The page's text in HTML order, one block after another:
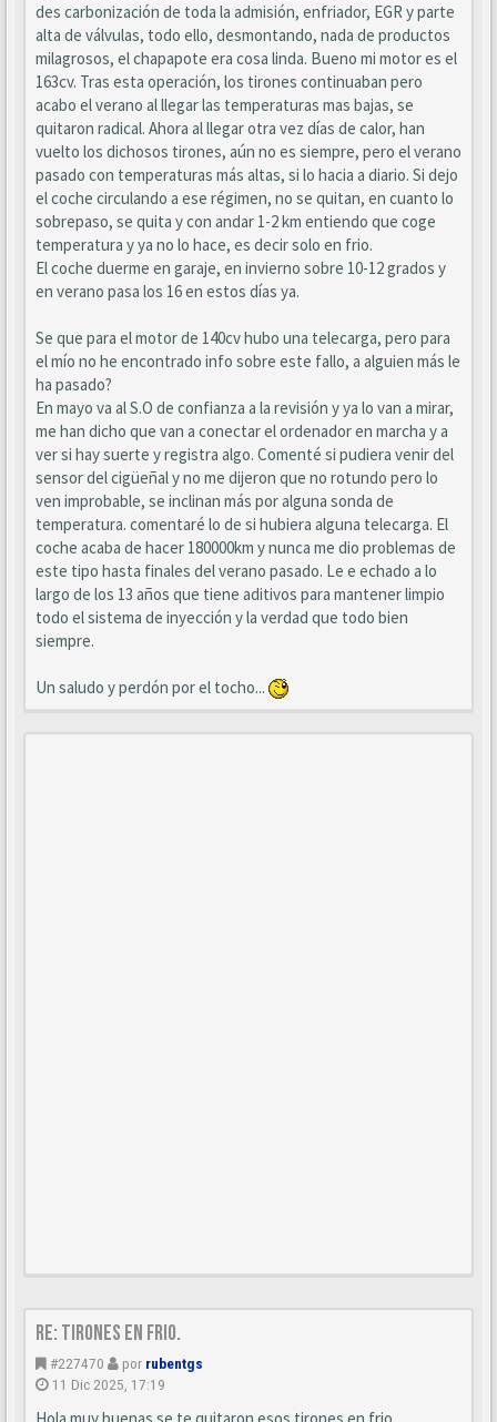
des carbonización de toda la admisión, enfriador, EGR y parte
alta de válvulas, todo ello, desmontando, nada de productos
milagrosos, el chapapote era cosa linda. Bueno mi motor es el
163cv. Tras esta operación, los tirones continuaban pero
acabo el verano al llegar las temperaturas mas bajas, se
quitaron radical. Ahora al llegar otra vez días de calor, han
vuelto los dichosos tirones, aún no es siempre, pero el verano
pasado con temperaturas más altas, si lo hacia a diario. Si dejo
el coche circulando a ese régimen, no se quitan, en cuanto lo
sobrepaso, se quita y con andar 1-2 km entiendo que coge
temperatura y ya no lo hace, es decir solo en frio.
El coche duerme en garaje, en invierno sobre 10-12 grados y
en verano pasa los 16 en estos días ya.
Se que para el motor de 140cv hubo una telecarga, pero para
el mío no he encontrado info sobre este fallo, a alguien más le
ha pasado?
En mayo va al S.O de confianza a la revisión y ya lo van a mirar,
me han dicho que van a conectar el ordenador en marcha y a
ver si hay suerte y registra algo. Comenté si pudiera venir del
sensor del cigüeñal y no me dijeron que no rotundo pero lo
ven improbable, se inclinan más por alguna sonda de
temperatura. comentaré lo de si hubiera alguna telecarga. El
coche acaba de hacer 180000km y nunca me dio problemas de
este tipo hasta finales del verano pasado. Le e echado a lo
largo de los 13 años que tiene aditivos para mantener limpio
todo el sistema de inyección y la verdad que todo bien
siempre.
Un saludo y perdón por el tocho...
Re: Tirones en frio.
#227470 por rubentgs
11 Dic 2025, 17:19